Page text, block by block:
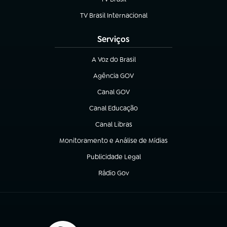
(abre em nova aba)
TV Brasil Internacional
(abre em nova aba)
Serviços
A Voz do Brasil
(abre em nova aba)
Agência GOV
(abre em nova aba)
Canal GOV
(abre em nova aba)
Canal Educação
(abre em nova aba)
Canal Libras
(abre em nova aba)
Monitoramento e Análise de Mídias
(abre em nova aba)
Publicidade Legal
(abre em nova aba)
Rádio Gov
(abre em nova aba)